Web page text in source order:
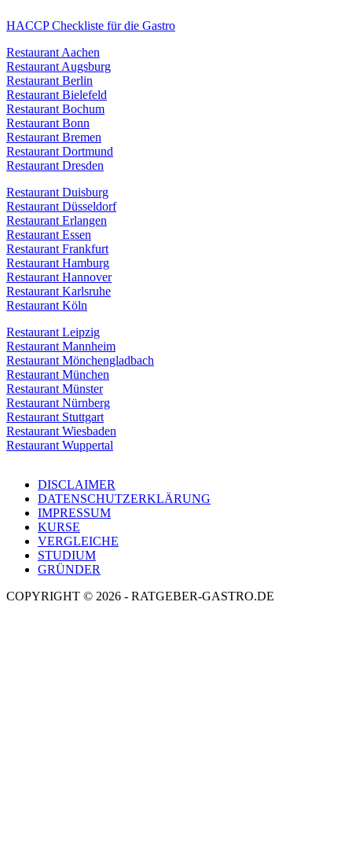
HACCP Checkliste für die Gastro
Restaurant Aachen
Restaurant Augsburg
Restaurant Berlin
Restaurant Bielefeld
Restaurant Bochum
Restaurant Bonn
Restaurant Bremen
Restaurant Dortmund
Restaurant Dresden
Restaurant Duisburg
Restaurant Düsseldorf
Restaurant Erlangen
Restaurant Essen
Restaurant Frankfurt
Restaurant Hamburg
Restaurant Hannover
Restaurant Karlsruhe
Restaurant Köln
Restaurant Leipzig
Restaurant Mannheim
Restaurant Mönchengladbach
Restaurant München
Restaurant Münster
Restaurant Nürnberg
Restaurant Stuttgart
Restaurant Wiesbaden
Restaurant Wuppertal
DISCLAIMER
DATENSCHUTZERKLÄRUNG
IMPRESSUM
KURSE
VERGLEICHE
STUDIUM
GRÜNDER
COPYRIGHT © 2026 - RATGEBER-GASTRO.DE